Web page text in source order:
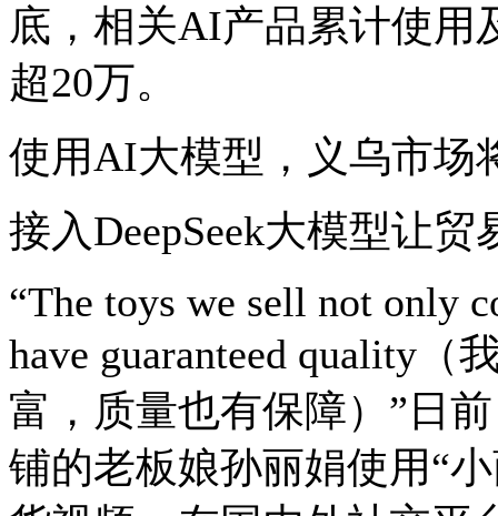
底，相关AI产品累计使用
超20万。
使用AI大模型，义乌市场
接入DeepSeek大模型让贸
“The toys we sell not only
have guaranteed quality
富，质量也有保障）”日
铺的老板娘孙丽娟使用“